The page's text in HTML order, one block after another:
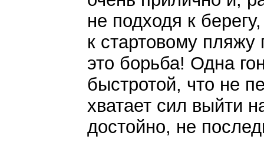
не подходя к
к стартовому пляжу
это борьба! Одна
быстротой, что не
хватает сил выйти
достойно, не